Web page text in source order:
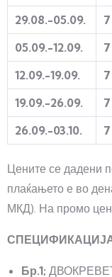
29.08.-05.09.
7
05.09.-12.09.
7
12.09.-19.09. 7
19.09.-26.09.
7
26.09.-03.10. 7
Цените се дадени
плаќањето е во
МКД). На промо
СПЕЦИФИКАЦИЈА
Бр.1;